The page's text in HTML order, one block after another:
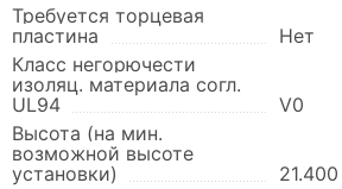
Требуется торцевая
пластина
Нет
Класс негорючести
изоляц. материала согл.
UL94
V0
Высота (на мин.
возможной высоте
установки)